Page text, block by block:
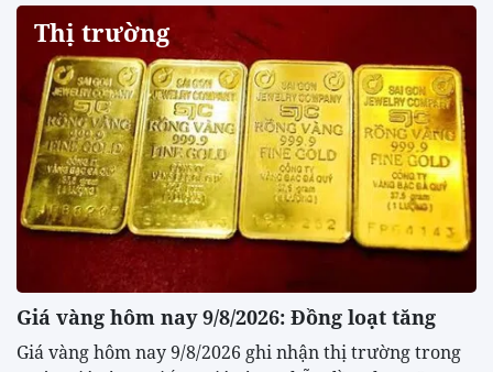
Thị trường
Giá vàng hôm nay 9/8/2026: Đồng loạt tăng
Giá vàng hôm nay 9/8/2026 ghi nhận thị trường trong